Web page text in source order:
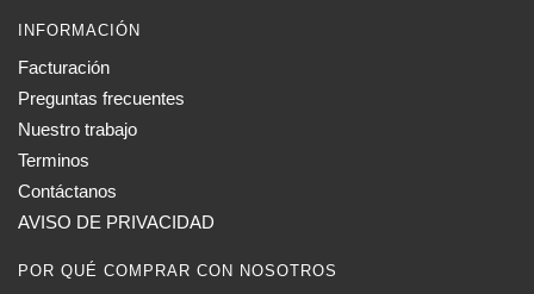
INFORMACIÓN
Facturación
Preguntas frecuentes
Nuestro trabajo
Terminos
Contáctanos
AVISO DE PRIVACIDAD
POR QUÉ COMPRAR CON NOSOTROS